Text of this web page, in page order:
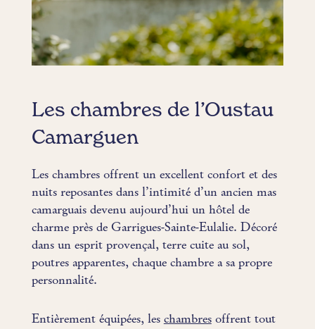
Les chambres de l’Oustau
Camarguen
Les chambres offrent un excellent confort et des
nuits reposantes dans l’intimité d’un ancien mas
camarguais devenu aujourd’hui un hôtel de
charme près de Garrigues-Sainte-Eulalie. Décoré
dans un esprit provençal, terre cuite au sol,
poutres apparentes, chaque chambre a sa propre
personnalité.
Entièrement équipées, leschambresoffrent tout